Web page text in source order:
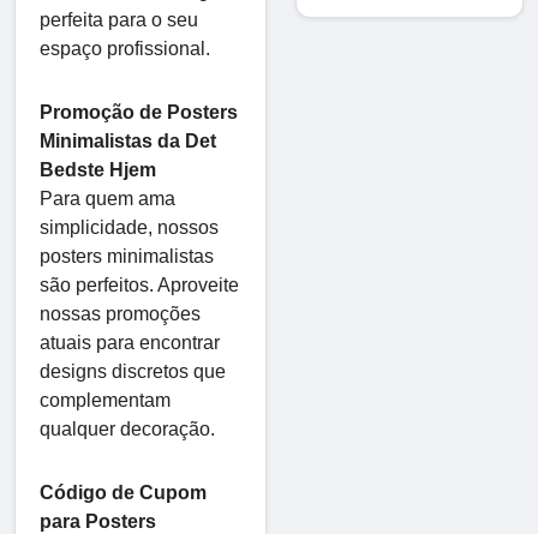
perfeita para o seu
espaço profissional.
Promoção de Posters
Minimalistas da Det
Bedste Hjem
Para quem ama
simplicidade, nossos
posters minimalistas
são perfeitos. Aproveite
nossas promoções
atuais para encontrar
designs discretos que
complementam
qualquer decoração.
Código de Cupom
para Posters